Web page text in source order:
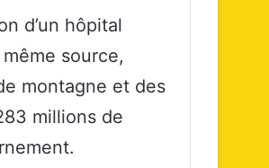
d’un hôpital
source,
montagne et des
millions de